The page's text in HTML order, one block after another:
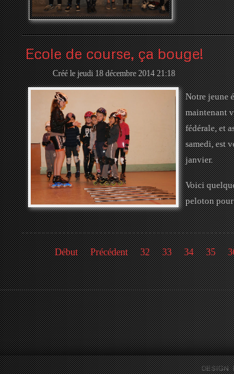
Ecole de course, ça bouge!
Créé le jeudi 18 décembre 2014 21:18
Notre jeune
maintenant
fédérale, et
samedi, est
janvier.
Voici
peloton
Début Précédent 32 33 34 35